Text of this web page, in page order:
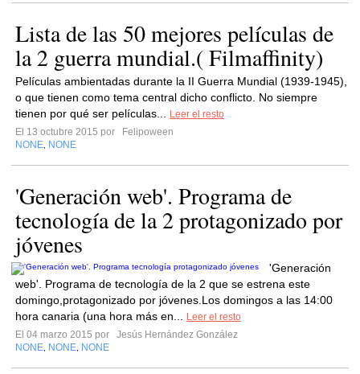
Lista de las 50 mejores películas de
la 2 guerra mundial.( Filmaffinity)
Películas ambientadas durante la II Guerra Mundial (1939-1945),
o que tienen como tema central dicho conflicto. No siempre
tienen por qué ser películas...
Leer el resto
El 13 octubre 2015 por
Felipoween
NONE NONE
'Generación web'. Programa de
tecnología de la 2 protagonizado por
jóvenes
'Generación
web'. Programa de tecnología de la 2 que se estrena este
domingo,protagonizado por jóvenes.Los domingos a las 14:00
hora canaria (una hora más en...
Leer el resto
El 04 marzo 2015 por
Jesús Hernández González
NONE NONE NONE